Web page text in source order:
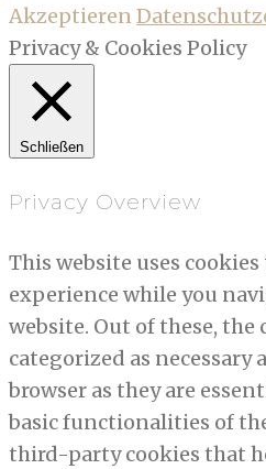
Akzeptieren
Privacy & Cookies Policy
Schließen
Privacy Overview
This website uses
experience while you
website. Out of these, the
categorized as necessary
browser as they are
basic functionalities of
third-party cookies that